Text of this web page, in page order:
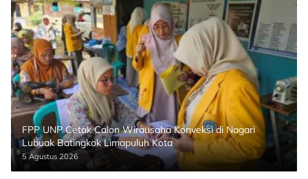
FPP UNP Cetak Calon Wirausaha Konveksi di Nagari
Lubuak Batingkok Limapuluh Kota
5 Agustus 2026